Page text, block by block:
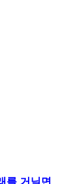
를 거닐면